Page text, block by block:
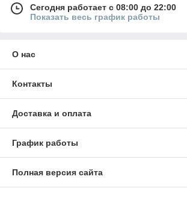
Сегодня работает с 08:00 до 22:00
Показать весь график работы
О нас
Контакты
Доставка и оплата
График работы
Полная версия сайта